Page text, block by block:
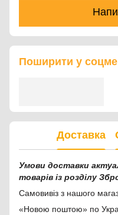
Поширити у
Доставка
Умови доставки
товарів із розділу
Самовивіз з нашого
«Новою поштою» по